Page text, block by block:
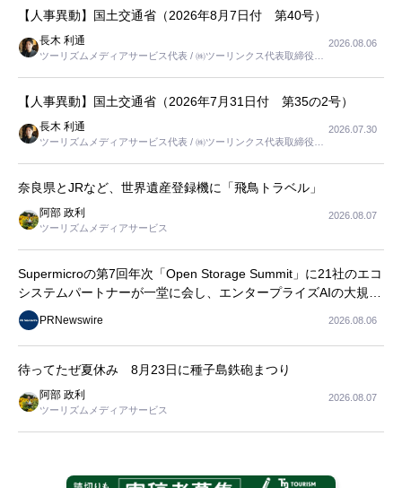
【人事異動】国土交通省（2026年8月7日付 第40号）
長木 利通
ツーリズムメディアサービス代表 / ㈱ツーリンクス代表取締役社
2026.08.06
【人事異動】国土交通省（2026年7月31日付 第35の2号）
長木 利通
ツーリズムメディアサービス代表 / ㈱ツーリンクス代表取締役社
2026.07.30
奈良県とJRなど、世界遺産登録機に「飛鳥トラベル」
阿部 政利
ツーリズムメディアサービス
2026.08.07
Supermicroの第7回年次「Open Storage Summit」に21社のエコ
システムパートナーが一堂に会し、エンタープライズAIの大規模
導入に関する実践的なガイダンスを共有
PRNewswire 2026.08.06
待ってたぜ夏休み 8月23日に種子島鉄砲まつり
阿部 政利
ツーリズムメディアサービス
2026.08.07